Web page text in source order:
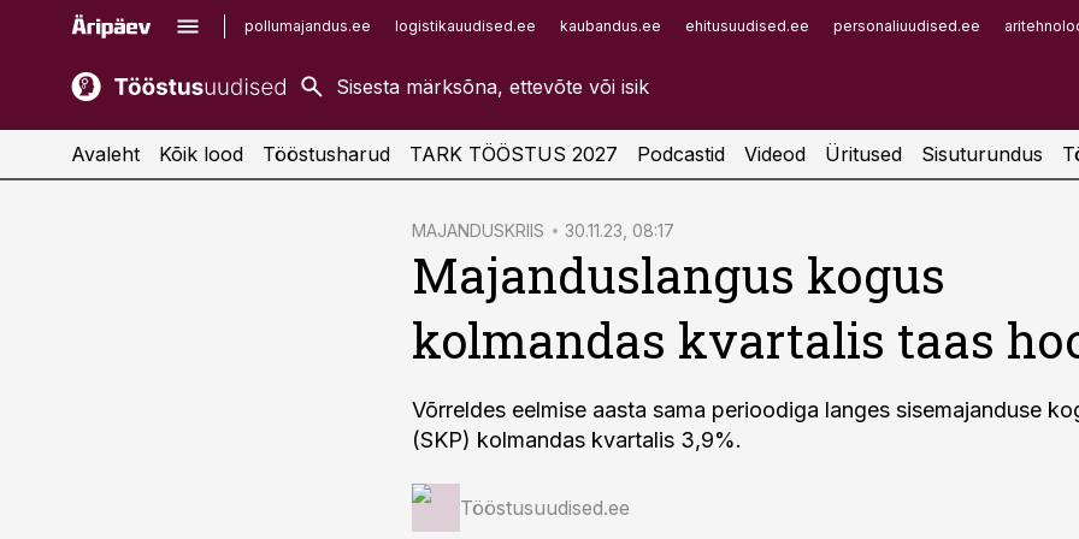
pollumajandus.ee logistikauudised.ee kaubandus.ee ehitusuudised.ee personaliuudised.ee
kaubandus.ee
kinnisvarauudised.ee
imelineajalugu.ee
Infopank
Avaleht Kõik lood Tööstusharud TARK TÖÖSTUS 2027 Podcastid Videod Üritused Sisuturundus
MAJANDUSKRIIS 30.11.23, 08:17
Majanduslangus kogus
kolmandas kvartalis taas
Võrreldes eelmise aasta sama perioodiga langes sisemajanduse
(SKP) kolmandas kvartalis 3,9%.
Tööstusuudised.ee